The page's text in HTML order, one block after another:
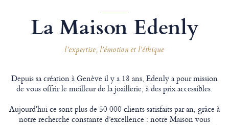
La Maison Edenly
l’expertise, l’émotion et l’éthique
Depuis sa création à Genève il y a 18 ans, Edenly a pour mission
de vous offrir le meilleur de la joaillerie, à des prix accessibles.
Aujourd'hui ce sont plus de 50 000 clients satisfaits par an, grâce à
notre recherche constante d’excellence : notre Maison vous